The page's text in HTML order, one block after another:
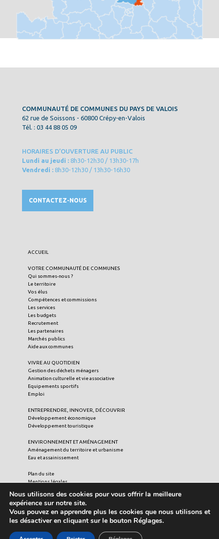
COMMUNAUTÉ DE COMMUNES DU PAYS DE VALOIS
62 rue de Soissons - 60800 Crépy-en-Valois
Tél. : 03 44 88 05 09
HORAIRES D’OUVERTURE AU PUBLIC
Lundi au jeudi : 8h30-12h30 / 13h30-17h
Vendredi : 8h30-12h30 / 13h30-16h30
CONTACTEZ-NOUS
ACCUEIL
VOTRE COMMUNAUTÉ DE COMMUNES
Qui sommes-nous ?
Le territoire
Vos élus
Compétences et commissions
Les services
Les budgets
Recrutement
Les partenaires
Marchés publics
Aide aux communes
VIVRE AU QUOTIDIEN
Gestion des déchets ménagers
Animation culturelle et vie associative
Equipements sportifs
Emploi
ENTREPRENDRE, INNOVER, DÉCOUVRIR
Développement économique
Développement touristique
ENVIRONNEMENT ET AMÉNAGEMENT
Aménagement du territoire et urbanisme
Eau et assainissement
Plan du site
Mentions légales
Liens utiles
© 2021 Communauté de Communes du Pays de Valois - Tous
droits réservés.
Nous utilisons des cookies pour vous offrir la meilleure
expérience sur notre site.
Vous pouvez en apprendre plus les cookies que nous utilisons et
les désactiver en cliquant sur le bouton Réglages.